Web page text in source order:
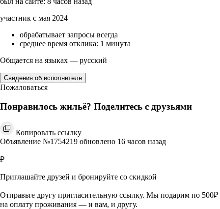
участник с мая 2024
обрабатывает запросы всегда
среднее время отклика: 1 минута
Общается на языках — русский
Сведения об исполнителе
Пожаловаться
Понравилось жильё? Поделитесь с друзьями
Копировать ссылку
Объявление №1754219 обновлено 16 часов назад
₽
Приглашайте друзей и бронируйте со скидкой
Отправьте другу пригласительную ссылку. Мы подарим по 500₽
на оплату проживания — и вам, и другу.